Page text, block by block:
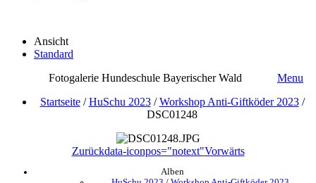
Ansicht
Standard
Fotogalerie Hundeschule Bayerischer Wald
Menu
Startseite/HuSchu 2023/Workshop Anti-Giftköder 2023/
DSC01248
Zurückdata-iconpos="notext"Vorwärts
Alben